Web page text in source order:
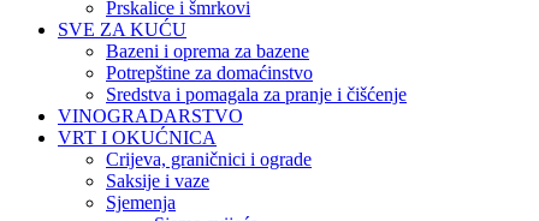
Prskalice i šmrkovi
SVE ZA KUĆU
Bazeni i oprema za bazene
Potrepštine za domaćinstvo
Sredstva i pomagala za pranje i čišćenje
VINOGRADARSTVO
VRT I OKUĆNICA
Crijeva, graničnici i ograde
Saksije i vaze
Sjemenja